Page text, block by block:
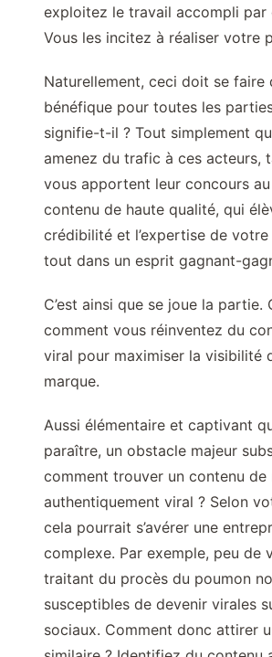
exploitez le travail accompli par
Vous les incitez à réaliser votre
Naturellement, ceci doit se faire
bénéfique pour toutes les
signifie-t-il ? Tout simplement
amenez du trafic à ces acteurs,
vous apportent leur concours
contenu de haute qualité, qui
crédibilité et l’expertise de votre
tout dans un esprit gagnant-
C’est ainsi que se joue la partie.
comment vous réinventez du
viral pour maximiser la visibilité
marque.
Aussi élémentaire et captivant
paraître, un obstacle majeur
comment trouver un contenu de
authentiquement viral ? Selon
cela pourrait s’avérer une
complexe. Par exemple, peu de
traitant du procès du poumon
susceptibles de devenir virales
sociaux. Comment donc attirer